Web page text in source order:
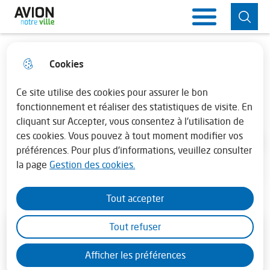
Cookies
Ce site utilise des cookies pour assurer le bon
fonctionnement et réaliser des statistiques de visite. En
cliquant sur Accepter, vous consentez à l'utilisation de
ces cookies. Vous pouvez à tout moment modifier vos
préférences. Pour plus d'informations, veuillez consulter
la page Gestion des cookies.
Afficher les préférences
Tout accepter
Tout refuser
Aller
au
menu
principal
Consulter
le plan du
site
Horaires de la mairie
Lundi : 13h30 - 17h30
Mardi au vendredi : 08h30 - 12h00 et de
13h45 - 17h30
En juillet - août la mairie est fermée le
Ville d'Avion
Cinéma
Accueil
Juin2026